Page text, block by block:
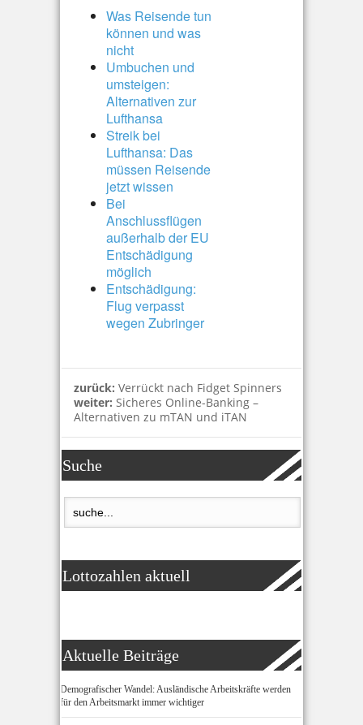
Was Reisende tun
können und was
nicht
Umbuchen und
umsteigen:
Alternativen zur
Lufthansa
Streik bei
Lufthansa: Das
müssen Reisende
jetzt wissen
Bei
Anschlussflügen
außerhalb der EU
Entschädigung
möglich
Entschädigung:
Flug verpasst
wegen Zubringer
zurück: Verrückt nach Fidget Spinners
weiter: Sicheres Online-Banking –
Alternativen zu mTAN und iTAN
Suche
Lottozahlen aktuell
Aktuelle Beiträge
Demografischer Wandel: Ausländische Arbeitskräfte werden
für den Arbeitsmarkt immer wichtiger